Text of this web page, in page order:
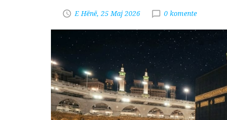
E Hënë, 25 Maj 2026 0 komente